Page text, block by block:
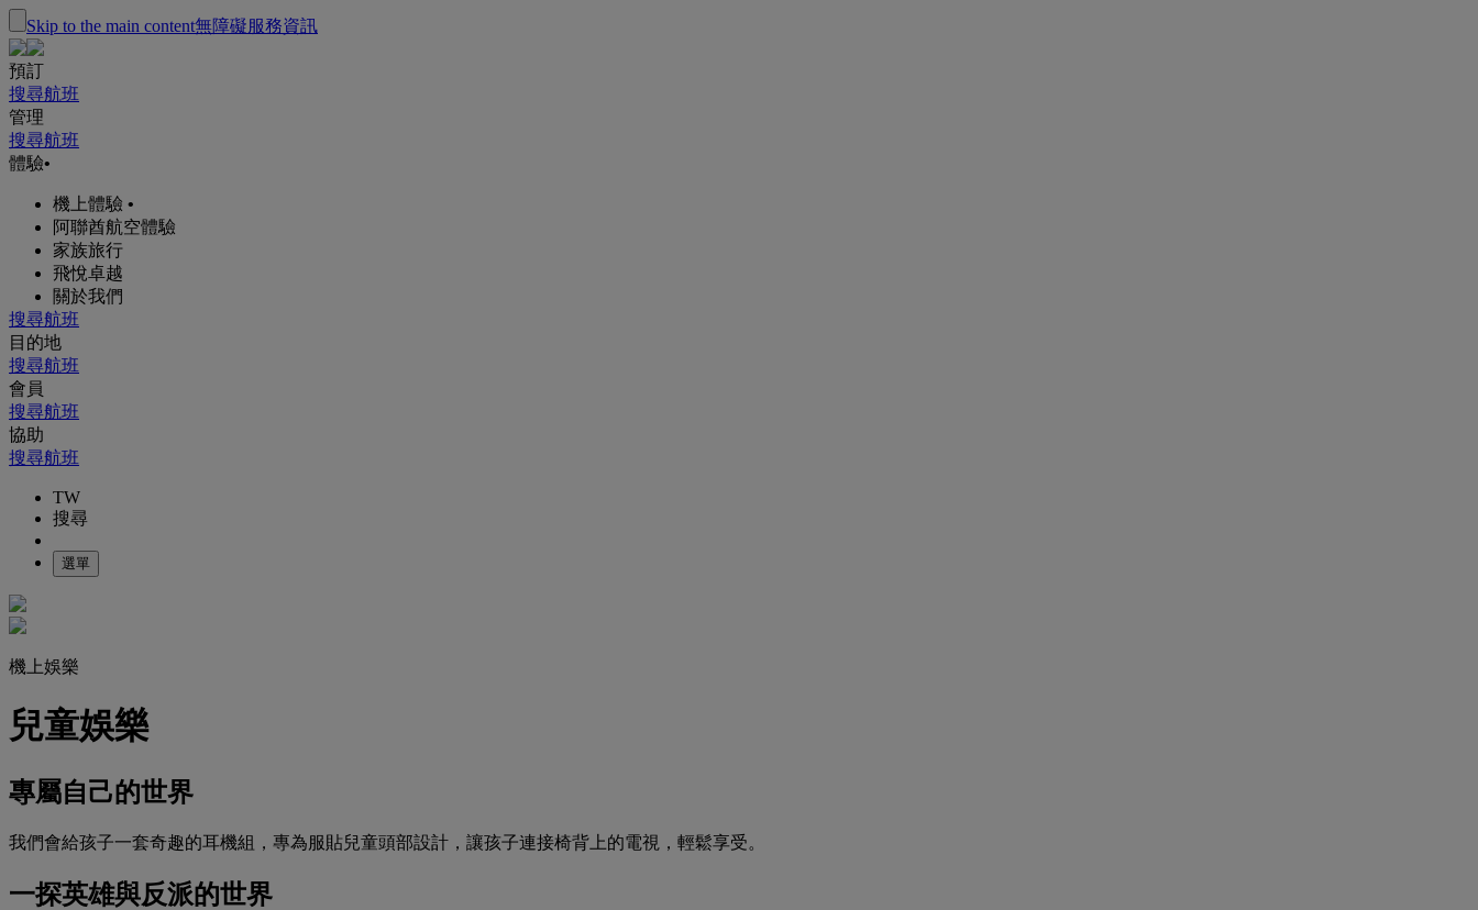
Skip to the main content無障礙服務資訊
預訂
搜尋航班
管理
搜尋航班
體驗•
機上體驗 •
阿聯酋航空體驗
家族旅行
飛悅卓越
關於我們
搜尋航班
目的地
搜尋航班
會員
搜尋航班
協助
搜尋航班
TW
搜尋
選單
機上娛樂
兒童娛樂
專屬自己的世界
我們會給孩子一套奇趣的耳機組，專為服貼兒童頭部設計，讓孩子連接椅背上的電視，輕鬆享受。
一探英雄與反派的世界